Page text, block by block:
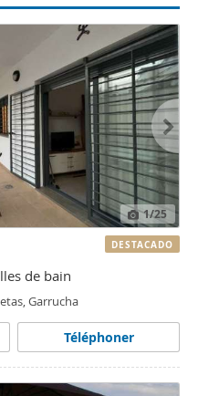
1/25
de bain
Garrucha
Téléphoner
DESTACADO